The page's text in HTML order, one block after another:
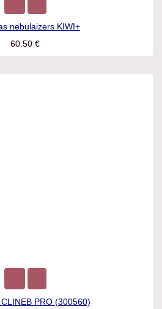
nebulaizers KIWI+
60.50€
PRO (300560)